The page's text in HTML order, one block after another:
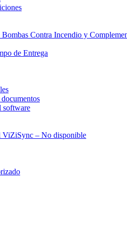
Bombas Contra Incendio y
de Entrega
software
– No disponible